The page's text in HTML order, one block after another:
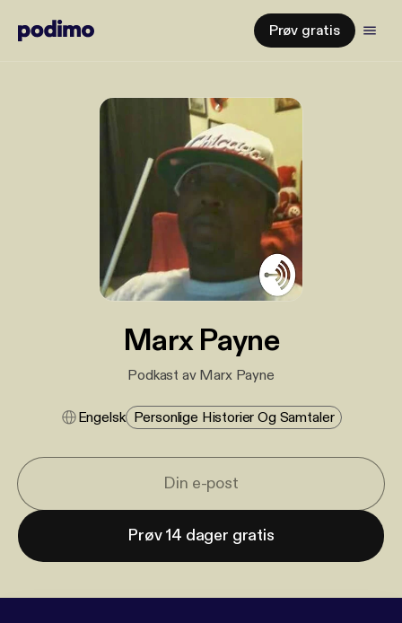
Prøv gratis
Marx Payne
Podkast av Marx Payne
Engelsk Personlige Historier Og Samtaler
Prøv 14 dager gratis